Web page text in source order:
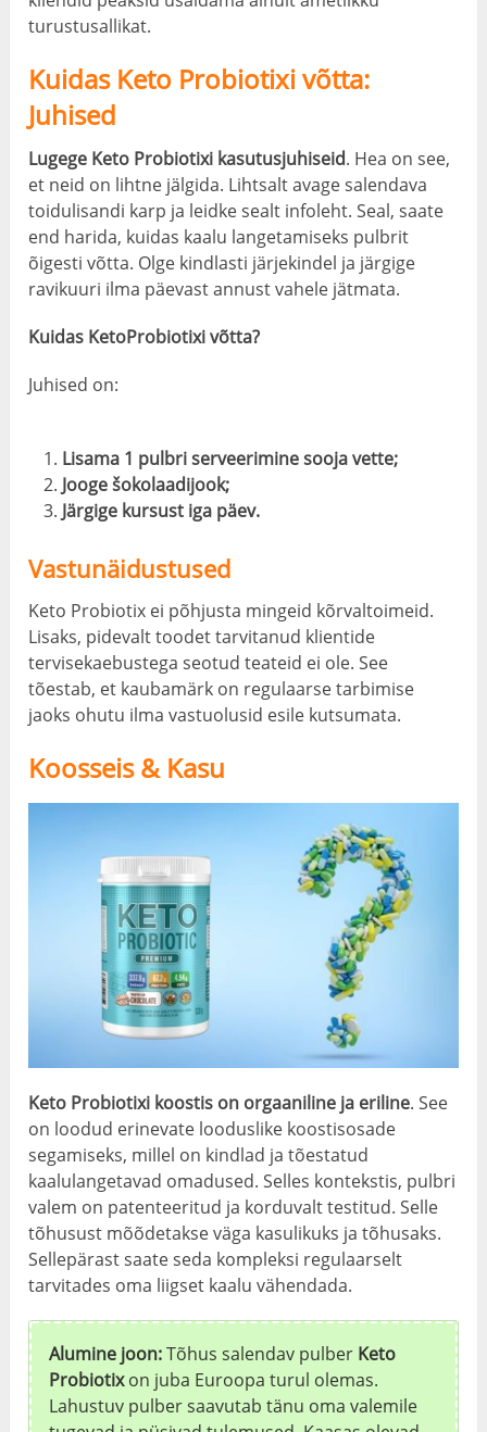
turustusallikat.
Kuidas Keto Probiotixi võtta:
Juhised
Lugege Keto Probiotixi kasutusjuhiseid. Hea on see,
et neid on lihtne jälgida. Lihtsalt avage salendava
toidulisandi karp ja leidke sealt infoleht. Seal, saate
end harida, kuidas kaalu langetamiseks pulbrit
õigesti võtta. Olge kindlasti järjekindel ja järgige
ravikuuri ilma päevast annust vahele jätmata.
Kuidas KetoProbiotixi võtta?
Juhised on:
Lisama 1 pulbri serveerimine sooja vette;
Jooge šokolaadijook;
Järgige kursust iga päev.
Vastunäidustused
Keto Probiotix ei põhjusta mingeid kõrvaltoimeid.
Lisaks, pidevalt toodet tarvitanud klientide
tervisekaebustega seotud teateid ei ole. See
tõestab, et kaubamärk on regulaarse tarbimise
jaoks ohutu ilma vastuolusid esile kutsumata.
Koosseis & Kasu
Keto Probiotixi koostis on orgaaniline ja eriline. See
on loodud erinevate looduslike koostisosade
segamiseks, millel on kindlad ja tõestatud
kaalulangetavad omadused. Selles kontekstis, pulbri
valem on patenteeritud ja korduvalt testitud. Selle
tõhusust mõõdetakse väga kasulikuks ja tõhusaks.
Sellepärast saate seda kompleksi regulaarselt
tarvitades oma liigset kaalu vähendada.
Alumine joon:Tõhus salendav pulber Keto
Probiotixon juba Euroopa turul olemas.
Lahustuv pulber saavutab tänu oma valemile